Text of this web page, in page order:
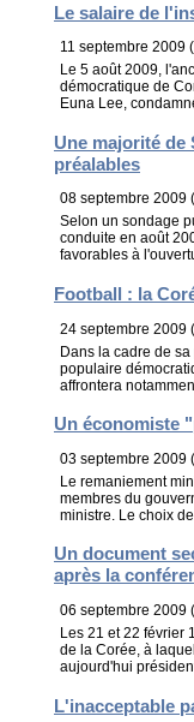
Le salaire de
11 septembre 2009
Le 5 août 2009,
démocratique de
Euna Lee,
Une majorité de
préalables
08 septembre 2009
Selon un sondage
conduite en août
favorables à
Football : la
24 septembre 2009
Dans la cadre de
populaire
affrontera
Un économiste
03 septembre 2009
Le remaniement
membres du
ministre. Le choix
Un document
après la
06 septembre 2009
Les 21 et 22 février
de la Corée, à
aujourd'hui
L'inacceptable